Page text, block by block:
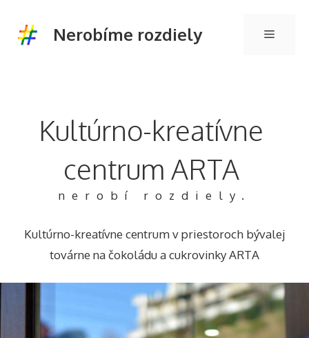
Nerobíme rozdiely Menu
Kultúrno-kreatívne
centrum ARTA
nerobí rozdiely.
Kultúrno-kreatívne centrum v priestoroch bývalej
továrne na čokoládu a cukrovinky ARTA